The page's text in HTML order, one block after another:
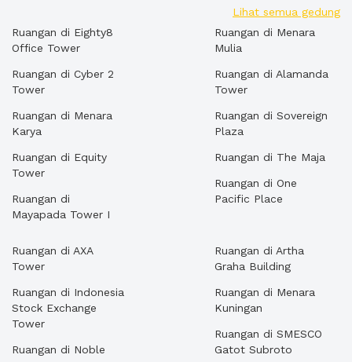
Lihat semua gedung
Ruangan di Eighty8
Office Tower
Ruangan di Cyber 2
Tower
Ruangan di Menara
Karya
Ruangan di Equity
Tower
Ruangan di
Mayapada Tower I
Ruangan di Menara
Mulia
Ruangan di Alamanda
Tower
Ruangan di Sovereign
Plaza
Ruangan di The Maja
Ruangan di One
Pacific Place
Ruangan di AXA
Tower
Ruangan di Indonesia
Stock Exchange
Tower
Ruangan di Noble
Ruangan di Artha
Graha Building
Ruangan di Menara
Kuningan
Ruangan di SMESCO
Gatot Subroto